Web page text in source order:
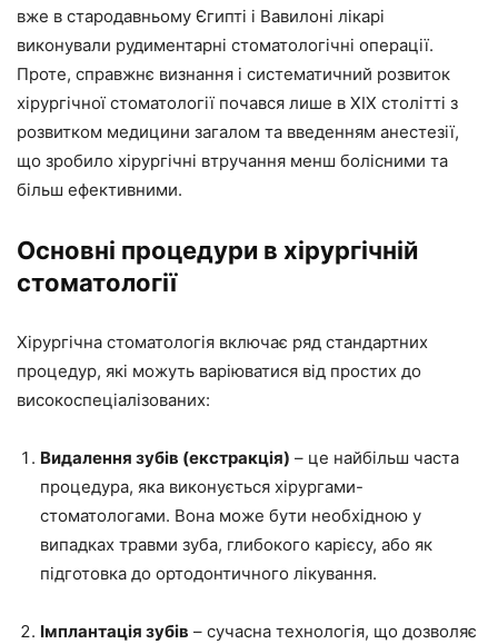
вже в стародавньому Єгипті і Вавилоні лікарі
виконували рудиментарні стоматологічні операції.
Проте, справжнє визнання і систематичний розвиток
хірургічної стоматології почався лише в XIX столітті з
розвитком медицини загалом та введенням анестезії,
що зробило хірургічні втручання менш болісними та
більш ефективними.
Основні процедури в хірургічній
стоматології
Хірургічна стоматологія включає ряд стандартних
процедур, які можуть варіюватися від простих до
високоспеціалізованих:
Видалення зубів (екстракція) – це найбільш часта
процедура, яка виконується хірургами-
стоматологами. Вона може бути необхідною у
випадках травми зуба, глибокого карієсу, або як
підготовка до ортодонтичного лікування.
Імплантація зубів – сучасна технологія, що дозволяє